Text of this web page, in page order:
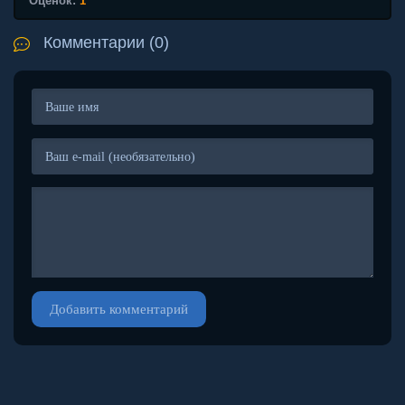
Комментарии (0)
Добавить комментарий